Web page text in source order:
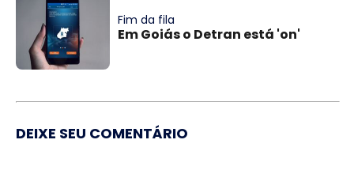
Fim da fila
Em Goiás o Detran está 'on'
DEIXE SEU COMENTÁRIO